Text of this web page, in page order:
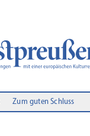
Zum guten Schluss